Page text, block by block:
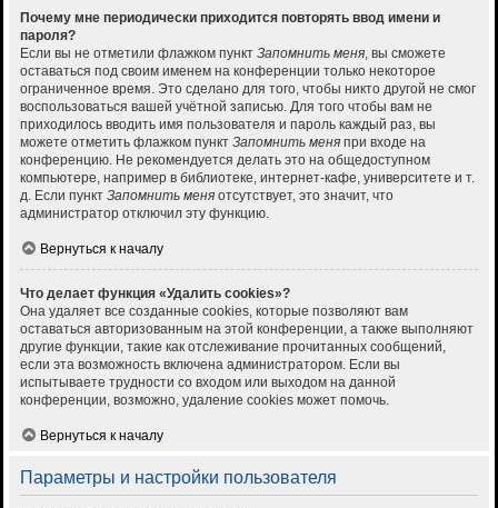
Почему мне периодически приходится повторять ввод имени и
пароля?
Если вы не отметили флажком пункт Запомнить меня, вы сможете
оставаться под своим именем на конференции только некоторое
ограниченное время. Это сделано для того, чтобы никто другой не смог
воспользоваться вашей учётной записью. Для того чтобы вам не
приходилось вводить имя пользователя и пароль каждый раз, вы
можете отметить флажком пункт Запомнить меня при входе на
конференцию. Не рекомендуется делать это на общедоступном
компьютере, например в библиотеке, интернет-кафе, университете и т.
д. Если пункт Запомнить меня отсутствует, это значит, что
администратор отключил эту функцию.
Вернуться к началу
Что делает функция «Удалить cookies»?
Она удаляет все созданные cookies, которые позволяют вам
оставаться авторизованным на этой конференции, а также выполняют
другие функции, такие как отслеживание прочитанных сообщений,
если эта возможность включена администратором. Если вы
испытываете трудности со входом или выходом на данной
конференции, возможно, удаление cookies может помочь.
Вернуться к началу
Параметры и настройки пользователя